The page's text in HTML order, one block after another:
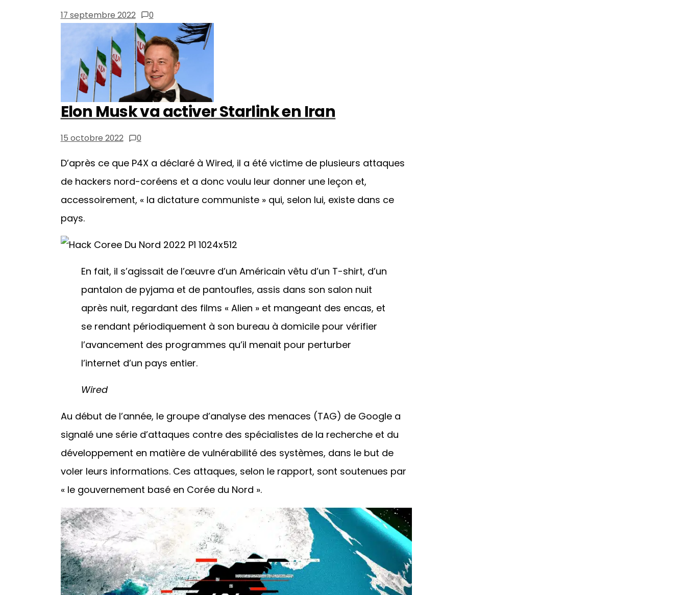
17 septembre 2022 0
Elon Musk va activer Starlink en Iran
15 octobre 2022 0
D’après ce que P4X a déclaré à Wired, il a été victime de plusieurs attaques
de hackers nord-coréens et a donc voulu leur donner une leçon et,
accessoirement, « la dictature communiste » qui, selon lui, existe dans ce
pays.
En fait, il s’agissait de l’œuvre d’un Américain vêtu d’un T-shirt, d’un
pantalon de pyjama et de pantoufles, assis dans son salon nuit
après nuit, regardant des films « Alien » et mangeant des encas, et
se rendant périodiquement à son bureau à domicile pour vérifier
l’avancement des programmes qu’il menait pour perturber
l’internet d’un pays entier.
Wired
Au début de l’année, le groupe d’analyse des menaces (TAG) de Google a
signalé une série d’attaques contre des spécialistes de la recherche et du
développement en matière de vulnérabilité des systèmes, dans le but de
voler leurs informations. Ces attaques, selon le rapport, sont soutenues par
« le gouvernement basé en Corée du Nord ».